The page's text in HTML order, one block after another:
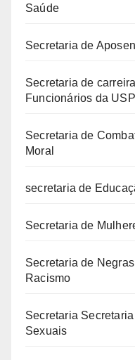
Saúde
Secretaria de
Secretaria de
Funcionários da USP
Secretaria de
Moral
secretaria de
Secretaria de
Secretaria de
Racismo
Secretaria
Sexuais